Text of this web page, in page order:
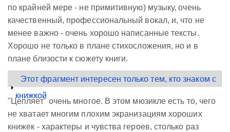
по крайней мере - не примитивную) музыку, очень
качественный, профессиональный вокал, и, что не
менее важно - очень хорошо написанные тексты.
Хорошо не только в плане стихосложения, но и в
плане близости к сюжету книги.
Показать
Этот фрагмент интересен только тем, кто знаком с
книжкой
"Цепляет" очень многое. В этом мюзикле есть то, чего
не хватает многим плохим экранизациям хороших
книжек - характеры и чувства героев, столько раз